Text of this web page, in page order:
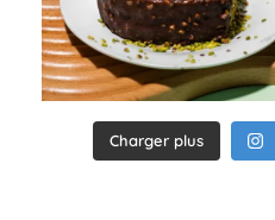
Charger plus